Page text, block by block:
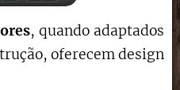
, quando adaptados
oferecem design